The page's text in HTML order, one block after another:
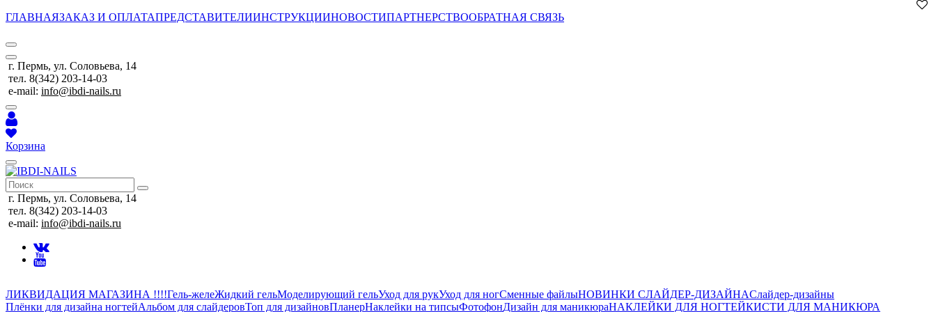
ГЛАВНАЯЗАКАЗ И ОПЛАТАПРЕДСТАВИТЕЛИИНСТРУКЦИИНОВОСТИПАРТНЕРСТВООБРАТНАЯ СВЯЗЬ
г. Пермь, ул. Соловьева, 14
тел. 8(342) 203-14-03
e-mail: info@ibdi-nails.ru
Корзина
г. Пермь, ул. Соловьева, 14
тел. 8(342) 203-14-03
e-mail: info@ibdi-nails.ru
ЛИКВИДАЦИЯ МАГАЗИНА !!!!Гель-желеЖидкий гельМоделирующий гельУход для рукУход для ногСменные файлыНОВИНКИ СЛАЙДЕР-ДИЗАЙНАСлайдер-дизайны
Плёнки для дизайна ногтейАльбом для слайдеровТоп для дизайновПланерНаклейки на типсыФотофонДизайн для маникюраНАКЛЕЙКИ ДЛЯ НОГТЕЙКИСТИ ДЛЯ МАНИКЮРА